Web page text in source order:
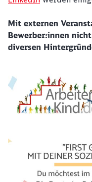
Mit externen
Bewerber:innen
diversen